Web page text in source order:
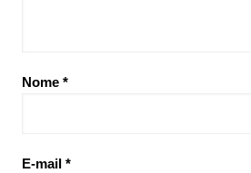
Nome *
E-mail *